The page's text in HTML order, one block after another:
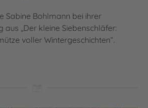
Sabine Bohlmann bei ihrer
aus „Der kleine Siebenschläfer:
voller Wintergeschichten“.